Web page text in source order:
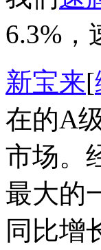
6.3%，
新宝来[
在的A
市场。
最大的
同比增